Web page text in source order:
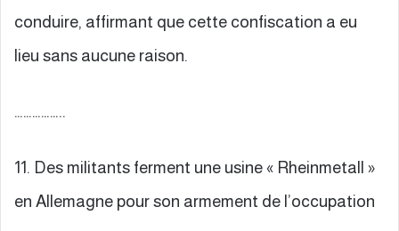
conduire, affirmant que cette confiscation a eu
lieu sans aucune raison.
……………..
11. Des militants ferment une usine « Rheinmetall »
en Allemagne pour son armement de l’occupation